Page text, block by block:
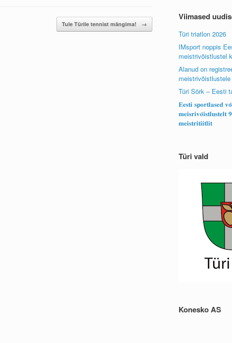
Tule Türile tennist mängima! →
Viimased
Türi triatlon 2026
IMsport noppis
meistrivõistlustel
Alanud on
meistrivõistlustele
Türi Sörk – Eesti
𝐄𝐞𝐬𝐭𝐢 𝐬𝐩𝐨𝐫𝐭𝐥𝐚𝐬𝐞𝐝
𝐦𝐞𝐢𝐬𝐫𝐢𝐯𝐨̃𝐢𝐬𝐭𝐥𝐮𝐬𝐭𝐞𝐥𝐭
𝐦𝐞𝐢𝐬𝐭𝐫𝐢𝐭𝐢𝐢𝐭𝐥𝐢𝐭
Türi vald
Konesko AS